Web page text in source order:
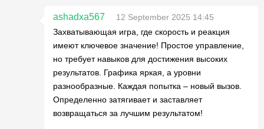
ashadxa567
12 September 2025 14:45
Захватывающая игра, где скорость и реакция
имеют ключевое значение! Простое управление,
но требует навыков для достижения высоких
результатов. Графика яркая, а уровни
разнообразные. Каждая попытка – новый вызов.
Определенно затягивает и заставляет
возвращаться за лучшим результатом!